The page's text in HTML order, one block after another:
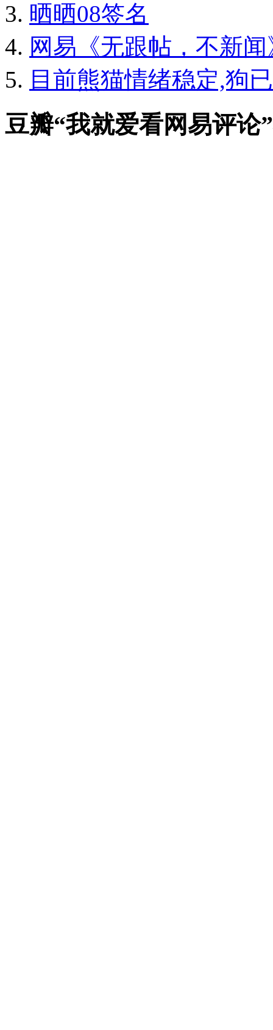
晒晒08签名
网易《无跟帖，不新
目前熊猫情绪稳定,狗
豆瓣“我就爱看网易评论